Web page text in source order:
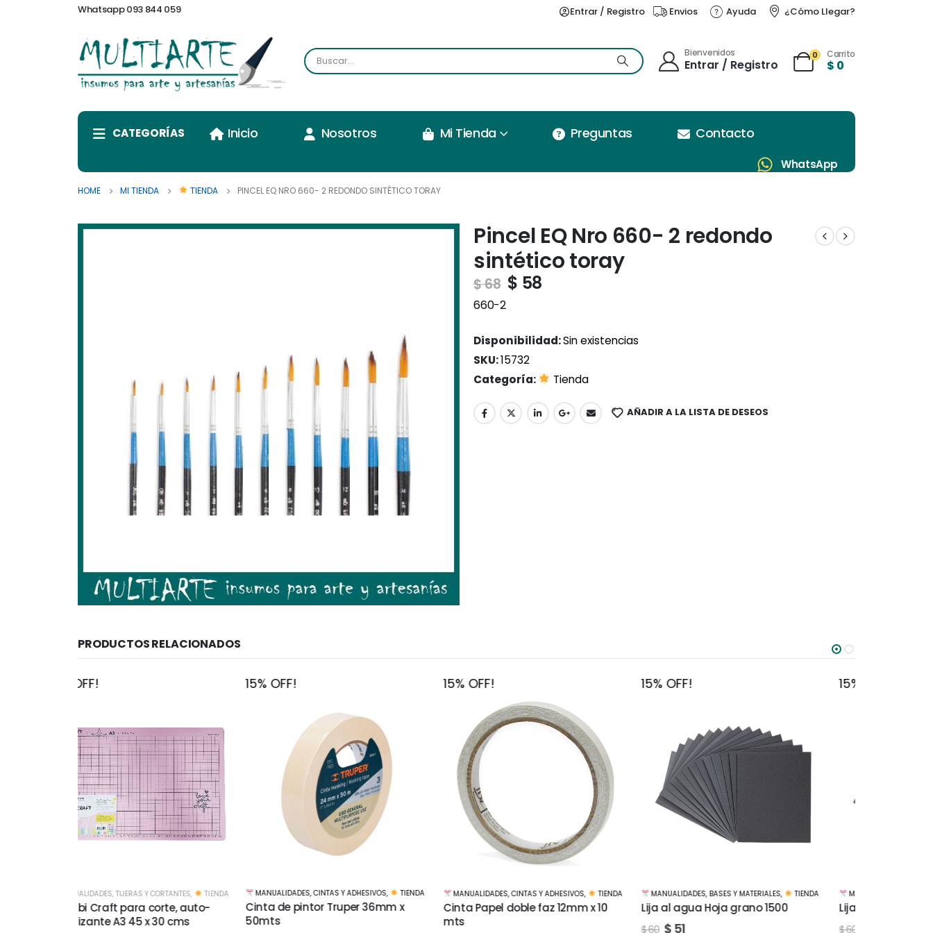
Whatsapp 093 844 059 Entrar / Registro Envios Ayuda ¿Cómo Llegar?
Bienvenidos
Entrar / Registro
0 Carrito
$ 0
CATEGORÍAS Inicio Nosotros Mi Tienda Preguntas Contacto
WhatsApp
HOME MI TIENDA TIENDA PINCEL EQ NRO 660- 2 REDONDO SINTÉTICO TORAY
Pincel EQ Nro 660- 2 redondo
sintético toray
$68 $ 58
660-2
Disponibilidad:Sin existencias
SKU:15732
Categoría:
Tienda
AÑADIR A LA LISTA DE DESEOS
PRODUCTOS RELACIONADOS
15% OFF!
MANUALIDADES ,CINTAS Y ADHESIVOS, TIENDA
Cinta de pintor Truper 36mm x
50mts
15% OFF!
MANUALIDADES ,CINTAS Y ADHESIVOS, TIENDA
Cinta Papel doble faz 12mm x 10
mts
15% OFF!
MANUALIDADES ,BASES Y MATERIALES, TIENDA
Lija al agua Hoja grano 1500
15% OFF!
MANUALIDADES,BASES Y MATERIALES, TIENDA
Lija al agua Hoja grano 2000
$60